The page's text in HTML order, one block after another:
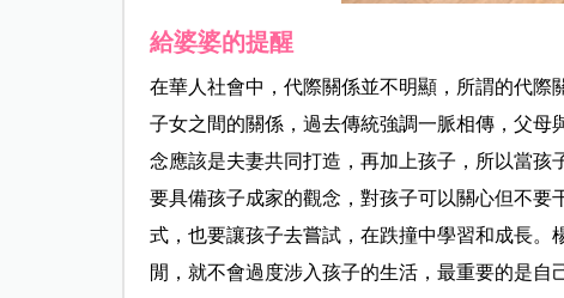
給婆婆的提醒
在華人社會中，代際關係並不明顯，所謂的代
子女之間的關係，過去傳統強調一脈相傳，父
念應該是夫妻共同打造，再加上孩子，所以當
要具備孩子成家的觀念，對孩子可以關心但不
式，也要讓孩子去嘗試，在跌撞中學習和成長
閒，就不會過度涉入孩子的生活，最重要的是自